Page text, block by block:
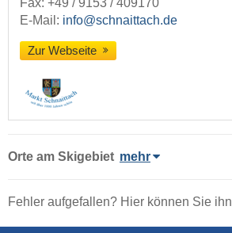
E-Mail: info@schnaittach.de
Zur Webseite
Orte am Skigebiet mehr
Fehler aufgefallen? Hier können Sie ihn